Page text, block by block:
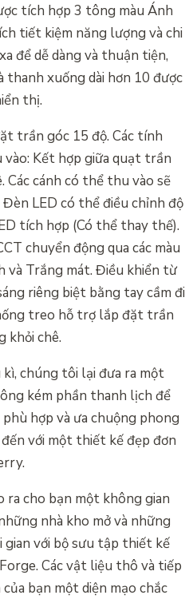
tích hợp 3 tông màu Ánh
tiết kiệm năng lượng và chi
để dễ dàng và thuận tiện,
xuống dài hơn 10 được
thị.
trần góc 15 độ. Các tính
Kết hợp giữa quạt trần
Các cánh có thể thu vào sẽ
LED có thể điều chỉnh độ
tích hợp (Có thể thay thế).
chuyển động qua các màu
Trắng mát. Điều khiển từ
riêng biệt bằng tay cầm đi
treo hỗ trợ lắp đặt trần
khỏi chê.
chúng tôi lại đưa ra một
kém phần thanh lịch để
hợp và ưa chuộng phong
với một thiết kế đẹp đơn
ra cho bạn một không gian
nhà kho mở và những
với bộ sưu tập thiết kế
Các vật liệu thô và tiếp
bạn một diện mạo chắc